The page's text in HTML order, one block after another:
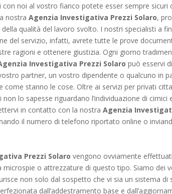
noi al vostro fianco potete esser sempre sicuri
nostraAgenzia Investigativa Prezzi Solaro,
qualità del lavoro svolto. I nostri specialisti a
del servizio, infatti, avrete tutte le prove
ragioni e ottenere giustizia. Ogni giorno
Investigativa Prezzi Solaro può esservi
partner, un vostro dipendente o qualcuno in
stanno le cose. Oltre ai servizi per privati
lo sapesse riguardano l’individuazione di
in contatto con la nostraAgenzia
il numero di telefono riportato online o
Prezzi Solaro vengono ovviamente
o attrezzature di questo tipo. Siamo dei
non solo dal sospetto che vi sia un sistema di
dall’addestramento base e